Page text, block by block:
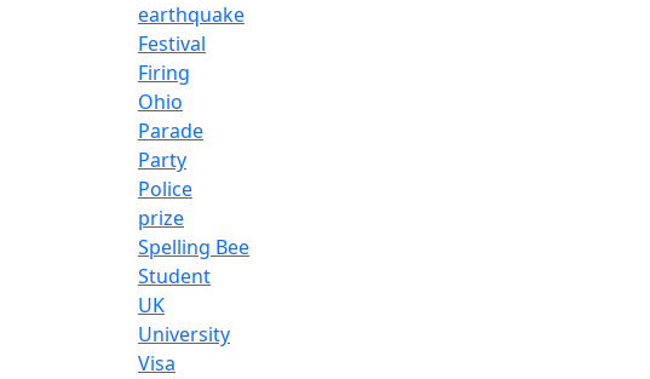
earthquake
Festival
Firing
Ohio
Parade
Party
Police
prize
Spelling Bee
Student
UK
University
Visa